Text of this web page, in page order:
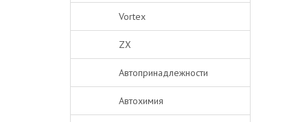
Vortex
ZX
Автопринадлежности
Автохимия